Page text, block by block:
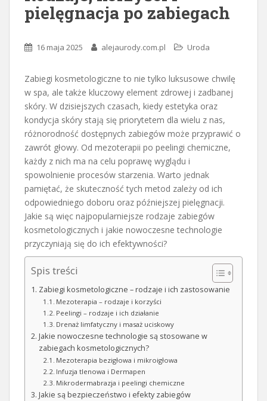
pielęgnacja po zabiegach
16 maja 2025 alejaurody.com.pl Uroda
Zabiegi kosmetologiczne to nie tylko luksusowe chwilę
w spa, ale także kluczowy element zdrowej i zadbanej
skóry. W dzisiejszych czasach, kiedy estetyka oraz
kondycja skóry stają się priorytetem dla wielu z nas,
różnorodność dostępnych zabiegów może przyprawić o
zawrót głowy. Od mezoterapii po peelingi chemiczne,
każdy z nich ma na celu poprawę wyglądu i
spowolnienie procesów starzenia. Warto jednak
pamiętać, że skuteczność tych metod zależy od ich
odpowiedniego doboru oraz późniejszej pielęgnacji.
Jakie są więc najpopularniejsze rodzaje zabiegów
kosmetologicznych i jakie nowoczesne technologie
przyczyniają się do ich efektywności?
Spis treści
Zabiegi kosmetologiczne – rodzaje i ich zastosowanie
Mezoterapia – rodzaje i korzyści
Peelingi – rodzaje i ich działanie
Drenaż limfatyczny i masaż uciskowy
Jakie nowoczesne technologie są stosowane w
zabiegach kosmetologicznych?
Mezoterapia bezigłowa i mikroigłowa
Infuzja tlenowa i Dermapen
Mikrodermabrazja i peelingi chemiczne
Jakie są bezpieczeństwo i efekty zabiegów